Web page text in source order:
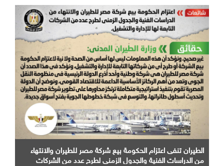
الطيران تنفى اعتزام الحكومة بيع شركة مصر للطيران والانتهاء
من الدراسات الفنية والجدول الزمني لطرح عدد من الشركات